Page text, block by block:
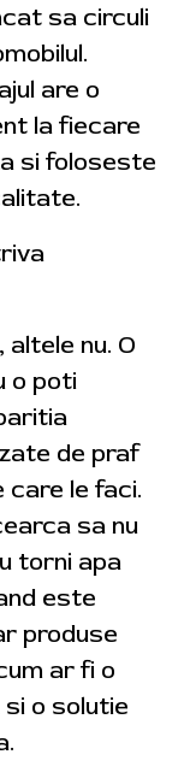
sa circuli
are o
la fiecare
si foloseste
nu. O
o poti
de praf
care le faci.
sa nu
torni apa
este
produse
ar fi o
o solutie